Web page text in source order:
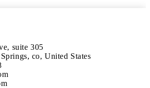
suite 305
co, United States